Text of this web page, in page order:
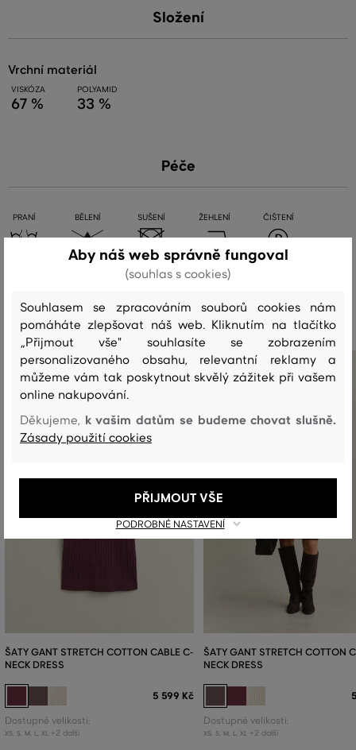
Složení
vrchní materiál
VISKÓZA
67 %
POLYAMID
33 %
Péče
PRANÍ BĚLENÍ SUŠENÍ ŽEHLENÍ ČIŠTENÍ
ŠATY GANT STRETCH COTTON CABLE C-
NECK DRESS
5 599 Kč
Dostupné velikosti:
XS S M L XL +2 další
ŠATY GANT STRETCH COTTON
NECK DRESS
Dostupné velikosti:
XS S M L XL +2 další
Aby náš web správně fungoval
(souhlas s cookies)
Souhlasem se zpracováním souborů cookies nám
pomáháte zlepšovat náš web. Kliknutím na tlačítko
„Přijmout vše" souhlasíte se zobrazením
personalizovaného obsahu, relevantní reklamy a
můžeme vám tak poskytnout skvělý zážitek při vašem
online nakupování.
Děkujeme, k vašim datům se budeme chovat slušně.
Zásady použití cookies
PODROBNÉ NASTAVENÍ
PŘIJMOUT VŠE